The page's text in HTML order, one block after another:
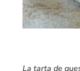
La tarta de